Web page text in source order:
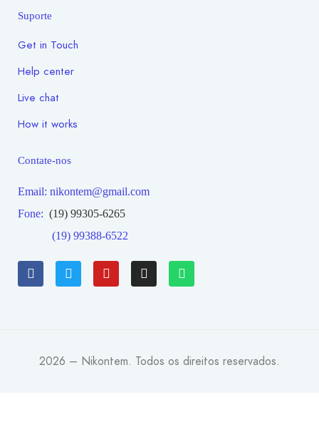
Suporte
Get in Touch
Help center
Live chat
How it works
Contate-nos
Email: nikontem@gmail.com
Fone: (19) 99305-6265
(19) 99388-6522
2026 – Nikontem. Todos os direitos reservados.